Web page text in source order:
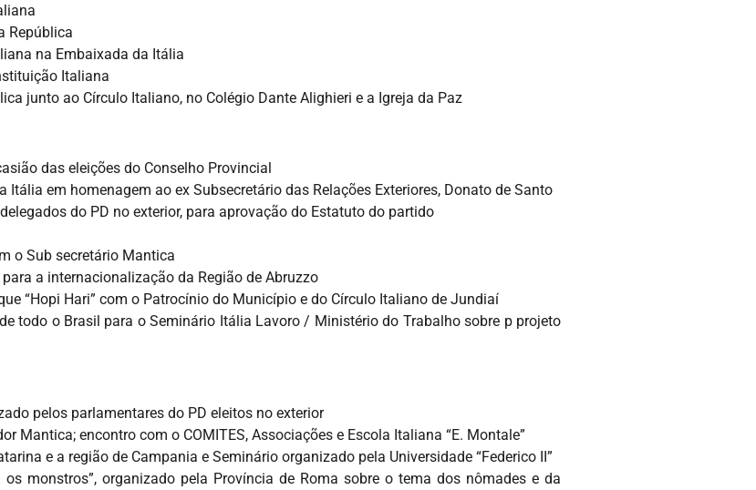
República
na Embaixada da Itália
Italiana
junto ao Círculo Italiano, no Colégio Dante Alighieri e a Igreja da Paz
das eleições do Conselho Provincial
em homenagem ao ex Subsecretário das Relações Exteriores, Donato de Santo
do PD no exterior, para aprovação do Estatuto do partido
o Sub secretário Mantica
a internacionalização da Região de Abruzzo
“Hopi Hari” com o Patrocínio do Município e do Círculo Italiano de Jundiaí
todo o Brasil para o Seminário Itália Lavoro / Ministério do Trabalho sobre p projeto
pelos parlamentares do PD eleitos no exterior
Mantica; encontro com o COMITES, Associações e Escola Italiana “E. Montale”
e a região de Campania e Seminário organizado pela Universidade “Federico II”
monstros”, organizado pela Província de Roma sobre o tema dos nômades e da